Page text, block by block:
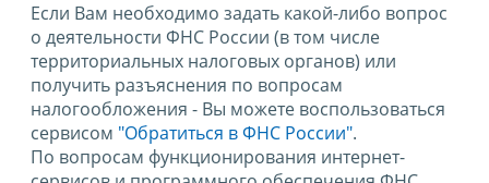
Если Вам необходимо задать какой-либо вопрос
о деятельности ФНС России (в том числе
территориальных налоговых органов) или
получить разъяснения по вопросам
налогообложения - Вы можете воспользоваться
сервисом "Обратиться в ФНС России".
По вопросам функционирования интернет-